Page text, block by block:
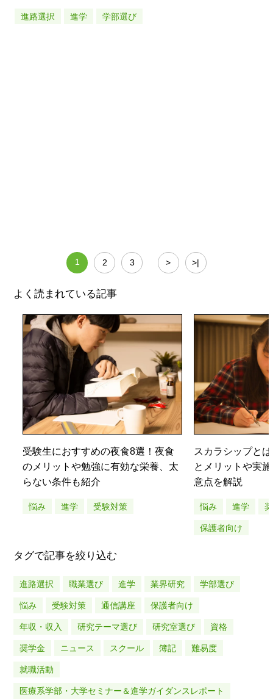
進路選択 進学 学部選び
1 2 3 > >|
よく読まれている記事
受験生におすすめの夜食8選！夜食
のメリットや勉強に有効な栄養、太
らない条件も紹介
悩み 進学 受験対策
スカラシップと
とメリットや実
意点を解説
悩み 進学
保護者向け
タグで記事を絞り込む
進路選択 職業選び 進学 業界研究 学部選び
悩み 受験対策 通信講座 保護者向け
年収・収入 研究テーマ選び 研究室選び 資格
奨学金 ニュース スクール 簿記 難易度
就職活動
医療系学部・大学セミナー＆進学ガイダンスレポート